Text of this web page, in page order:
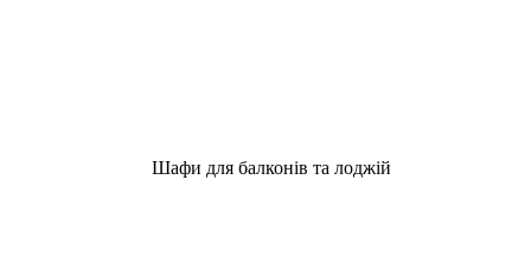
Шафи для балконів та лоджій